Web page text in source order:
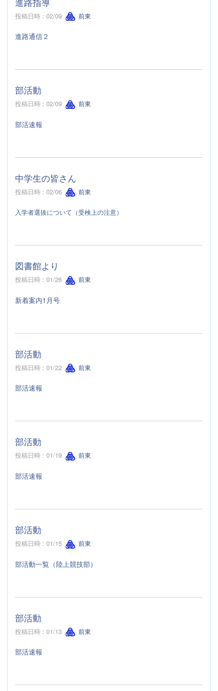
投稿日時 : 02/09 前東
進路通信２
部活動
投稿日時 : 02/09 前東
部活速報
中学生の皆さん
投稿日時 : 02/06 前東
入学者選抜について（受検上の注意）
図書館より
投稿日時 : 01/26 前東
新着案内1月号
部活動
投稿日時 : 01/22 前東
部活速報
部活動
投稿日時 : 01/19 前東
部活速報
部活動
投稿日時 : 01/15 前東
部活動一覧（陸上競技部）
部活動
投稿日時 : 01/13 前東
部活速報